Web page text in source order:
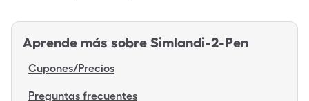
Aprende más sobre Simlandi-2-Pen
Cupones/Precios
Preguntas frecuentes